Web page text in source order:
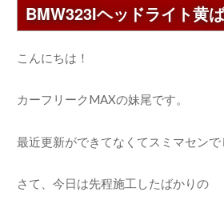
BMW323Iヘッドライト黄
こんにちは！
カーフリークMAXの妹尾です。
最近更新ができてなくてスミマセンで
さて、今日は先程施工したばかりの